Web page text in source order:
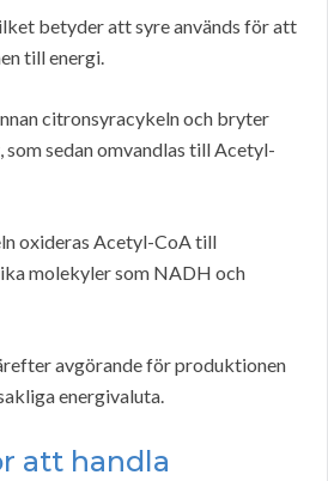
betyder att syre används för att
till energi.
citronsyracykeln och bryter
sedan omvandlas till Acetyl-
oxideras Acetyl-CoA till
molekyler som NADH och
avgörande för produktionen
energivaluta.
att handla